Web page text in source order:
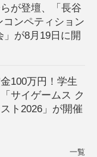
が登壇、「長谷
ンペティション
が8月19日に開
100万円！学生
サイゲームス ク
ト2026」が開催
一覧